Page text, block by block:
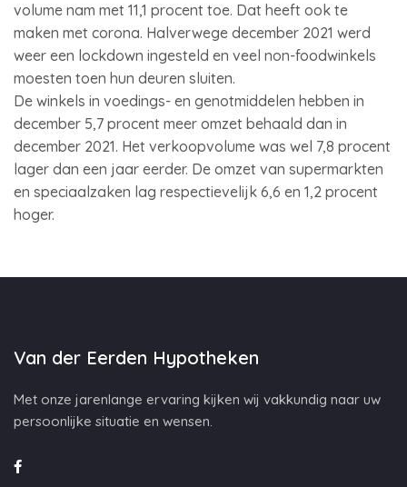
volume nam met 11,1 procent toe. Dat heeft ook te
maken met corona. Halverwege december 2021 werd
weer een lockdown ingesteld en veel non-foodwinkels
moesten toen hun deuren sluiten.
De winkels in voedings- en genotmiddelen hebben in
december 5,7 procent meer omzet behaald dan in
december 2021. Het verkoopvolume was wel 7,8 procent
lager dan een jaar eerder. De omzet van supermarkten
en speciaalzaken lag respectievelijk 6,6 en 1,2 procent
hoger.
Van der Eerden Hypotheken
Met onze jarenlange ervaring kijken wij vakkundig naar uw
persoonlijke situatie en wensen.